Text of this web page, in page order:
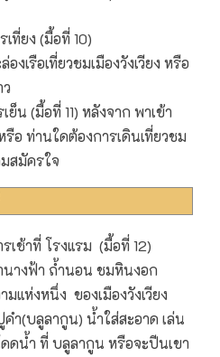
ที่ยง (มื้อที่ 10)
งเรือเที่ยวชมเมืองวังเวียง หรือ
น (มื้อที่ 11) หลังจาก พาเข้า
อ ท่านใดต้องการเดินเที่ยวชม
มสมัครใจ
ช้าที่ โรงแรม (มื้อที่ 12)
างฟ้า ถ้ำนอน ชมหินงอก
แห่งหนึ่ง ของเมืองวังเวียง
ำ(บลูลากูน) น้ำใส่สะอาด เล่น
ดน้ำ ที่ บลูลากูน หรือจะปีนเขา